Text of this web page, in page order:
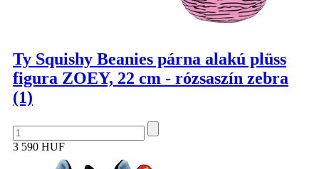
Ty Squishy Beanies párna alakú plüss
figura ZOEY, 22 cm - rózsaszín zebra
(1)
3 590 HUF